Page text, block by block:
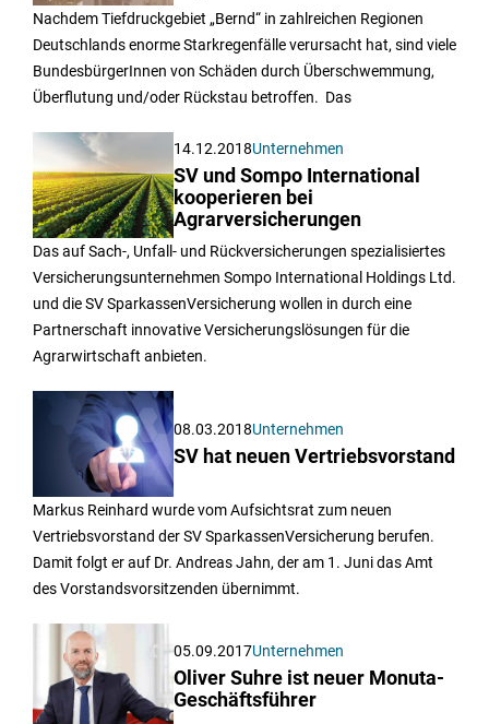
Nachdem Tiefdruckgebiet „Bernd“ in zahlreichen Regionen
Deutschlands enorme Starkregenfälle verursacht hat, sind viele
BundesbürgerInnen von Schäden durch Überschwemmung,
Überflutung und/oder Rückstau betroffen. Das
14.12.2018Unternehmen
SV und Sompo International
kooperieren bei
Agrarversicherungen
Das auf Sach-, Unfall- und Rückversicherungen spezialisiertes
Versicherungsunternehmen Sompo International Holdings Ltd.
und die SV SparkassenVersicherung wollen in durch eine
Partnerschaft innovative Versicherungslösungen für die
Agrarwirtschaft anbieten.
08.03.2018Unternehmen
SV hat neuen Vertriebsvorstand
Markus Reinhard wurde vom Aufsichtsrat zum neuen
Vertriebsvorstand der SV SparkassenVersicherung berufen.
Damit folgt er auf Dr. Andreas Jahn, der am 1. Juni das Amt
des Vorstandsvorsitzenden übernimmt.
05.09.2017Unternehmen
Oliver Suhre ist neuer Monuta-
Geschäftsführer